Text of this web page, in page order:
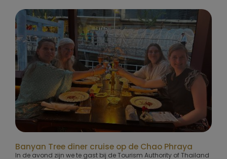
Banyan Tree diner cruise op de Chao Phraya
In de avond zijn we te gast bij de Tourism Authority of Thailand